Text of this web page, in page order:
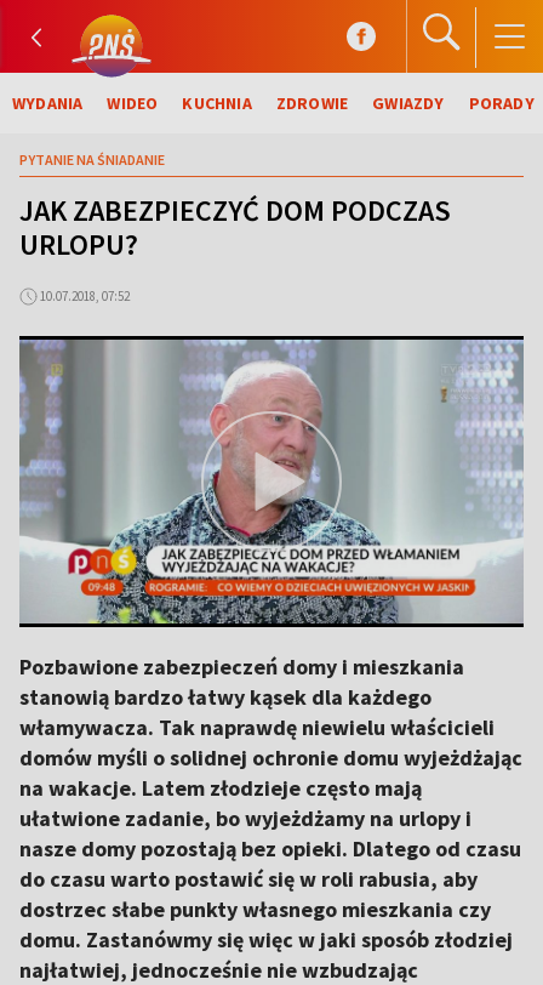
WYDANIA WIDEO KUCHNIA ZDROWIE GWIAZDY PORADY
PYTANIE NA ŚNIADANIE
JAK ZABEZPIECZYĆ DOM PODCZAS
URLOPU?
10.07.2018, 07:52
Pozbawione zabezpieczeń domy i mieszkania
stanowią bardzo łatwy kąsek dla każdego
włamywacza. Tak naprawdę niewielu właścicieli
domów myśli o solidnej ochronie domu wyjeżdżając
na wakacje. Latem złodzieje często mają
ułatwione zadanie, bo wyjeżdżamy na urlopy i
nasze domy pozostają bez opieki. Dlatego od czasu
do czasu warto postawić się w roli rabusia, aby
dostrzec słabe punkty własnego mieszkania czy
domu. Zastanówmy się więc w jaki sposób złodziej
najłatwiej, jednocześnie nie wzbudzając